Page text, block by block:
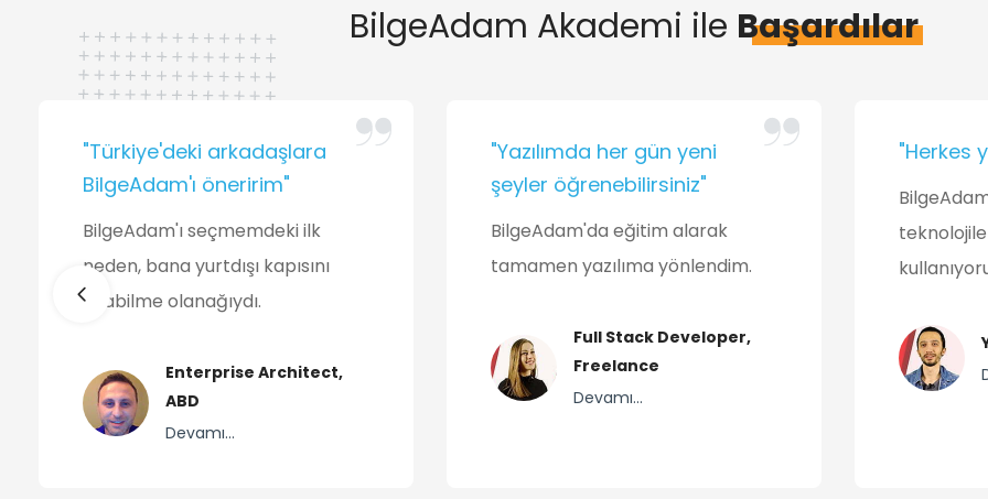
BilgeAdam Akademi ile Başardılar
"Türkiye'deki arkadaşlara
BilgeAdam'ı öneririm"
BilgeAdam'ı seçmemdeki ilk
neden, bana yurtdışı kapısını
açabilme olanağıydı.
Enterprise Architect,
ABD
Devamı...
"Yazılımda her gün yeni
şeyler öğrenebilirsiniz"
BilgeAdam'da eğitim alarak
tamamen yazılıma yönlendim.
Full Stack Developer,
Freelance
Devamı...
"Herkes